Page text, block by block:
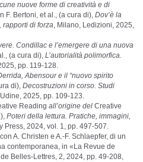
nuove forme di creatività e di
F. Bertoni, et al., (a cura di), Dov’è la
rapporti di forza, Milano, Ledizioni, 2025,
Condillac e l’emergere di una nuova
(a cura di), L’autorialità polimorfica.
pp. 119-128.
Abensour e il “nuovo spirito
di), Decostruzioni in corso. Studi
2025, pp. 109-123.
Reading all’origine del Creative
Poteri della lettura. Pratiche, immagini,
Press, 2024, vol. 1, pp. 497-507.
A. Christen e A.-F. Schlaepfer, di un
contemporanea, in «La Revue de
Belles-Lettres, 2, 2024, pp. 49-208,